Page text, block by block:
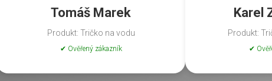
Tomáš Marek
Produkt: Tričko na vodu
✔ Ověřený zákazník
Karel
Produkt:
✔